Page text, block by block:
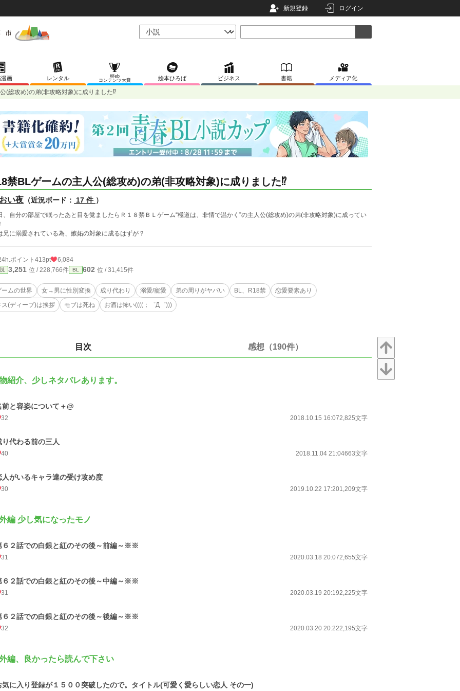
新規登録 ログイン
画 レンタル
Web
コンテンツ大賞
絵本ひろば ビジネス 書籍 メディア化
(総攻め)の弟(非攻略対象)に成りました⁉
禁BLゲームの主人公(総攻め)の弟(非攻略対象)に成りました⁉
い夜 （近況ボード： 17 件 ）
、自分の部屋で眠ったあと目を覚ましたらＲ１８禁ＢＬゲーム“極道は、非情で温かく”の主人公(総攻め)の弟(非攻略対象)に成ってい
兄に溺愛されている為、嫉妬の対象に成るはずが？
ポイント 413pt 6,084
3,251 位 / 228,766件 BL 602 位 / 31,415件
ームの世界 女→男に性別変換 成り代わり 溺愛/寵愛 弟の周りがヤバい BL、R18禁
恋愛要素あり
ス(ディープ)は挨拶
モブは死ね お酒は怖い((((；゜Д゜)))
目次 感想（190件）
紹介、少しネタバレあります。
前と容姿について＋@
32 2018.10.15 16:072,825文字
り代わる前の三人
40 2018.11.04 21:04663文字
人がいるキャラ達の受け攻め度
30 2019.10.22 17:201,209文字
編 少し気になったモノ
６２話での白銀と紅のその後～前編～※※
31 2020.03.18 20:072,655文字
６２話での白銀と紅のその後～中編～※※
31 2020.03.19 20:192,225文字
６２話での白銀と紅のその後～後編～※※
32 2020.03.20 20:222,195文字
編、良かったら読んで下さい
気に入り登録が１５００突破したので。タイトル(可愛く愛らしい恋人 その一)